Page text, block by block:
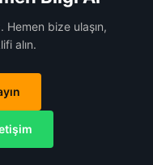
Hemen bize ulaşın,
alın.